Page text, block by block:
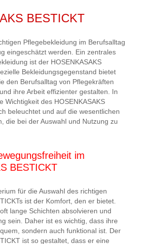
BESTICKT
Pflegebekleidung im Berufsalltag
eingeschätzt werden. Ein zentrales
ist der HOSENKASAKS
Bekleidungsgegenstand bietet
den Berufsalltag von Pflegekräften
ihre Arbeit effizienter gestalten. In
Wichtigkeit des HOSENKASAKS
beleuchtet und auf die wesentlichen
die bei der Auswahl und Nutzung zu
im
BESTICKT
für die Auswahl des richtigen
ist der Komfort, den er bietet.
lange Schichten absolvieren und
sein. Daher ist es wichtig, dass ihre
sondern auch funktional ist. Der
ist so gestaltet, dass er eine